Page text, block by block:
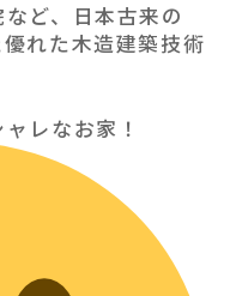
ど、日本古来の
れた木造建築技術
レなお家！